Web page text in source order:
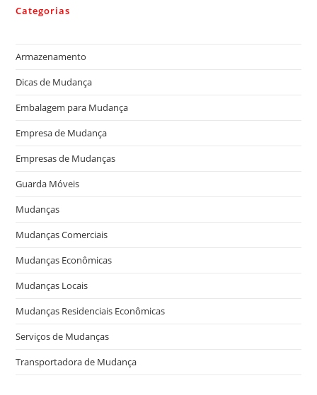
Categorias
Armazenamento
Dicas de Mudança
Embalagem para Mudança
Empresa de Mudança
Empresas de Mudanças
Guarda Móveis
Mudanças
Mudanças Comerciais
Mudanças Econômicas
Mudanças Locais
Mudanças Residenciais Econômicas
Serviços de Mudanças
Transportadora de Mudança